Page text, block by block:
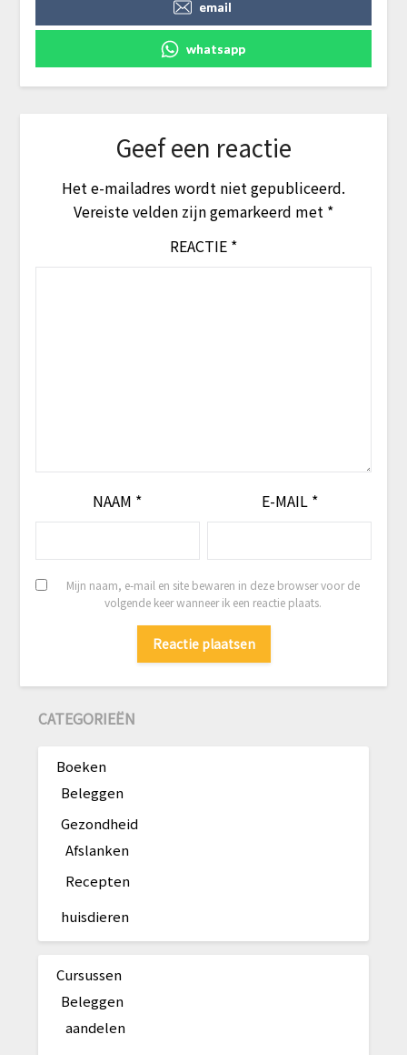
email
whatsapp
Geef een reactie
Het e-mailadres wordt niet gepubliceerd.
Vereiste velden zijn gemarkeerd met *
REACTIE *
NAAM * E-MAIL *
Mijn naam, e-mail en site bewaren in deze browser voor de
volgende keer wanneer ik een reactie plaats.
CATEGORIEËN
Boeken
Beleggen
Gezondheid
Afslanken
Recepten
huisdieren
Cursussen
Beleggen
aandelen